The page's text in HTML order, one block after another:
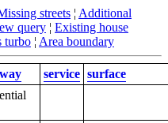
streets ¦ Additional
query ¦ Existing house
turbo ¦ Area boundary
service surface